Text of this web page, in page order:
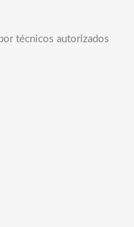
técnicos autorizados